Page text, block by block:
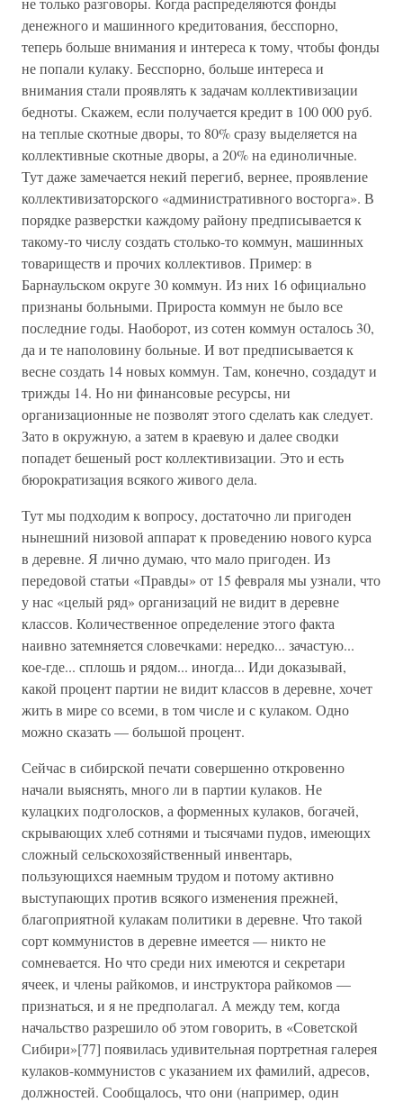
денежного и машинного кредитования, бесспорно,
теперь больше внимания и интереса к тому, чтобы фонды
не попали кулаку. Бесспорно, больше интереса и
внимания стали проявлять к задачам коллективизации
бедноты. Скажем, если получается кредит в 100 000 руб.
на теплые скотные дворы, то 80% сразу выделяется на
коллективные скотные дворы, а 20% на единоличные.
Тут даже замечается некий перегиб, вернее, проявление
коллективизаторского «административного восторга». В
порядке разверстки каждому району предписывается к
такому-то числу создать столько-то коммун, машинных
товариществ и прочих коллективов. Пример: в
Барнаульском округе 30 коммун. Из них 16 официально
признаны больными. Прироста коммун не было все
последние годы. Наоборот, из сотен коммун осталось 30,
да и те наполовину больные. И вот предписывается к
весне создать 14 новых коммун. Там, конечно, создадут и
трижды 14. Но ни финансовые ресурсы, ни
организационные не позволят этого сделать как следует.
Зато в окружную, а затем в краевую и далее сводки
попадет бешеный рост коллективизации. Это и есть
бюрократизация всякого живого дела.
Тут мы подходим к вопросу, достаточно ли пригоден
нынешний низовой аппарат к проведению нового курса
в деревне. Я лично думаю, что мало пригоден. Из
передовой статьи «Правды» от 15 февраля мы узнали, что
у нас «целый ряд» организаций не видит в деревне
классов. Количественное определение этого факта
наивно затемняется словечками: нередко... зачастую...
кое-где... сплошь и рядом... иногда... Иди доказывай,
какой процент партии не видит классов в деревне, хочет
жить в мире со всеми, в том числе и с кулаком. Одно
можно сказать — большой процент.
Сейчас в сибирской печати совершенно откровенно
начали выяснять, много ли в партии кулаков. Не
кулацких подголосков, а форменных кулаков, богачей,
скрывающих хлеб сотнями и тысячами пудов, имеющих
сложный сельскохозяйственный инвентарь,
пользующихся наемным трудом и потому активно
выступающих против всякого изменения прежней,
благоприятной кулакам политики в деревне. Что такой
сорт коммунистов в деревне имеется — никто не
сомневается. Но что среди них имеются и секретари
ячеек, и члены райкомов, и инструктора райкомов —
признаться, и я не предполагал. А между тем, когда
начальство разрешило об этом говорить, в «Советской
Сибири»[77] появилась удивительная портретная галерея
кулаков-коммунистов с указанием их фамилий, адресов,
должностей. Сообщалось, что они (например, один